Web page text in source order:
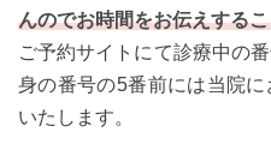
んのでお時間をお伝えする
ご予約サイトにて診療中の
身の番号の5番前には当院
いたします。